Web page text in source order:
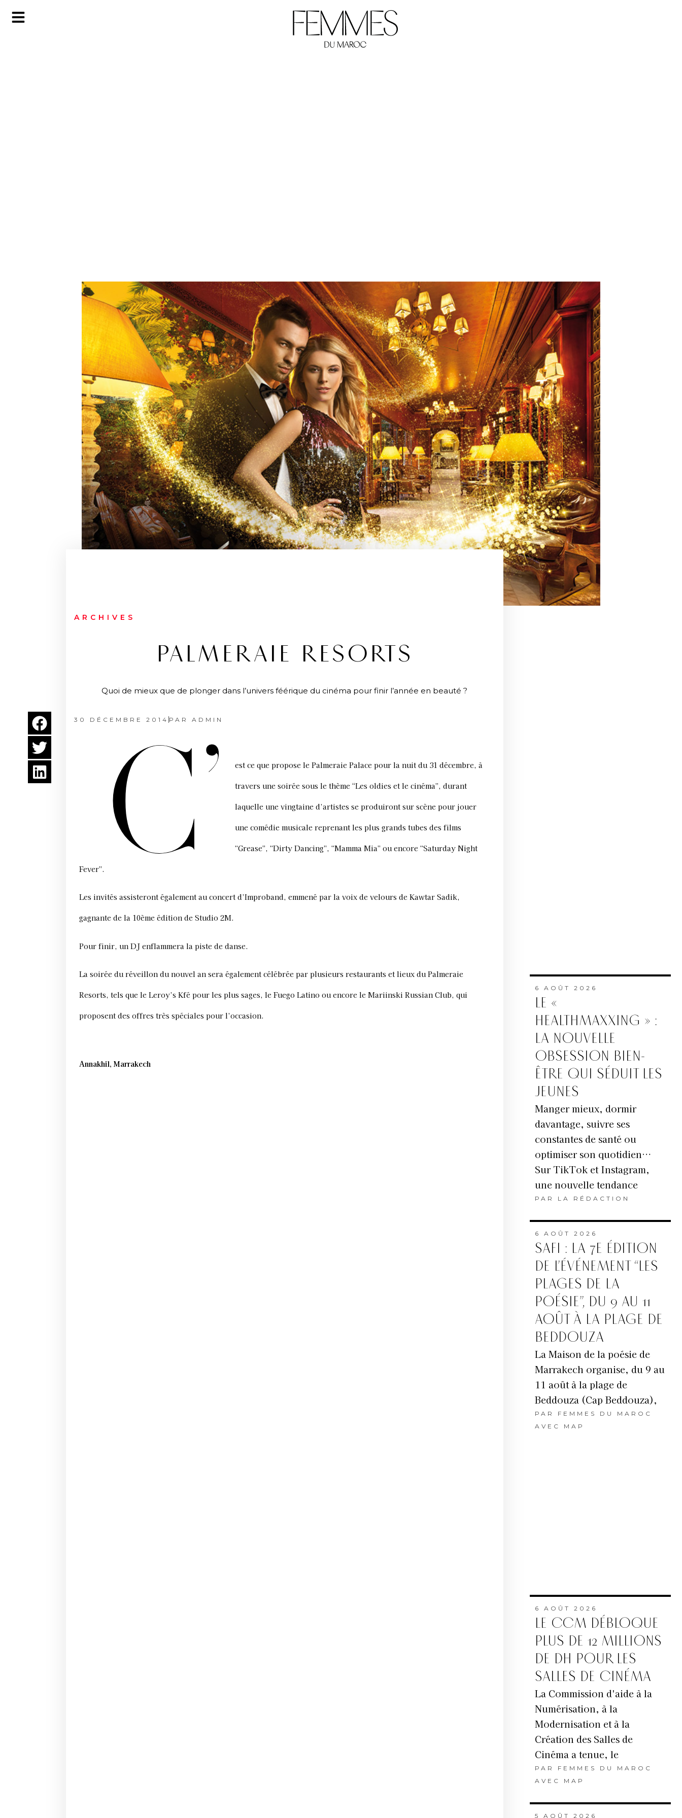
ARCHIVES
PALMERAIE RESORTS
Quoi de mieux que de plonger dans l’univers féérique du cinéma pour finir l’année en beauté ?
30 DÉCEMBRE 2014 PAR ADMIN
C’ est ce que propose le Palmeraie Palace pour la nuit du 31 décembre, à
travers une soirée sous le thème “Les oldies et le cinéma”, durant
laquelle une vingtaine d’artistes se produiront sur scène pour jouer
une comédie musicale reprenant les plus grands tubes des films
“Grease”, “Dirty Dancing”, “Mamma Mia” ou encore “Saturday Night
Fever”.
Les invités assisteront également au concert d’Improband, emmené par la voix de velours de Kawtar Sadik,
gagnante de la 10ème édition de Studio 2M.
Pour finir, un DJ enflammera la piste de danse.
La soirée du réveillon du nouvel an sera également célébrée par plusieurs restaurants et lieux du Palmeraie
Resorts, tels que le Leroy’s Kfé pour les plus sages, le Fuego Latino ou encore le Mariinski Russian Club, qui
proposent des offres très spéciales pour l’occasion.
Annakhil, Marrakech
6 AOÛT 2026
LE «
HEALTHMAXXING » :
LA NOUVELLE
OBSESSION BIEN-
ÊTRE QUI SÉDUIT LES
JEUNES
Manger mieux, dormir
davantage, suivre ses
constantes de santé ou
optimiser son quotidien…
Sur TikTok et Instagram,
une nouvelle tendance
PAR LA RÉDACTION
6 AOÛT 2026
SAFI : LA 7E ÉDITION
DE L’ÉVÉNEMENT “LES
PLAGES DE LA
POÉSIE”, DU 9 AU 11
AOÛT À LA PLAGE DE
BEDDOUZA
La Maison de la poésie de
Marrakech organise, du 9 au
11 août à la plage de
Beddouza (Cap Beddouza),
PAR FEMMES DU MAROC
AVEC MAP
6 AOÛT 2026
LE CCM DÉBLOQUE
PLUS DE 12 MILLIONS
DE DH POUR LES
SALLES DE CINÉMA
La Commission d'aide à la
Numérisation, à la
Modernisation et à la
Création des Salles de
Cinéma a tenue, le
PAR FEMMES DU MAROC
AVEC MAP
5 AOÛT 2026